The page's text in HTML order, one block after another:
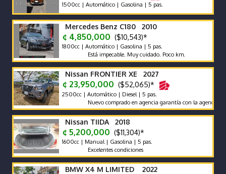
1500cc | Automático | Gasolina | 5 pas.
Mercedes Benz C180 2010
¢ 4,850,000 ($10,543)*
1800cc | Automático | Gasolina | 5 pas.
Está impecable. Muy cuidado. Poco km.
Nissan FRONTIER XE 2027
¢ 23,950,000 ($52,065)*
2500cc | Automático | Diesel | 5 pas.
Nuevo comprado en agencia garantía con la agencia se
Nissan TIIDA 2018
¢ 5,200,000 ($11,304)*
1600cc | Manual | Gasolina | 5 pas.
Excelentes condiciones
BMW X4 M LIMITED 2022